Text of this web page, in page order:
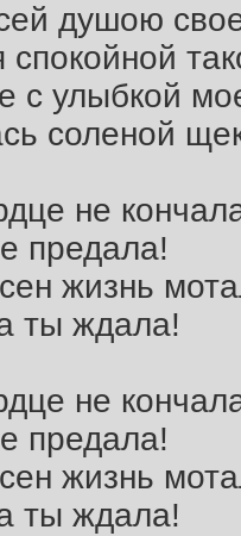
душою
спокойной
с улыбкой
соленой
не
предала!
жизнь
ты ждала!
не
предала!
жизнь
ты ждала!